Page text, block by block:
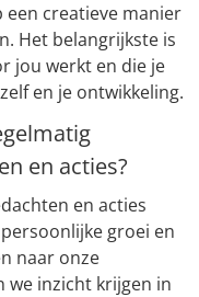
creatieve manier
Het belangrijkste is
jou werkt en die je
en je ontwikkeling.
en acties?
en acties
groei en
naar onze
we inzicht krijgen in